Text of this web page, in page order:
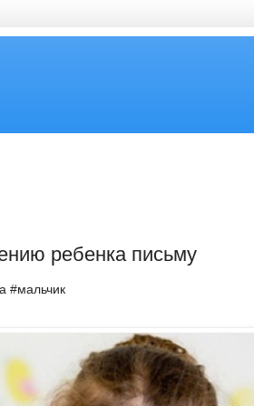
ребенка письму
#мальчик